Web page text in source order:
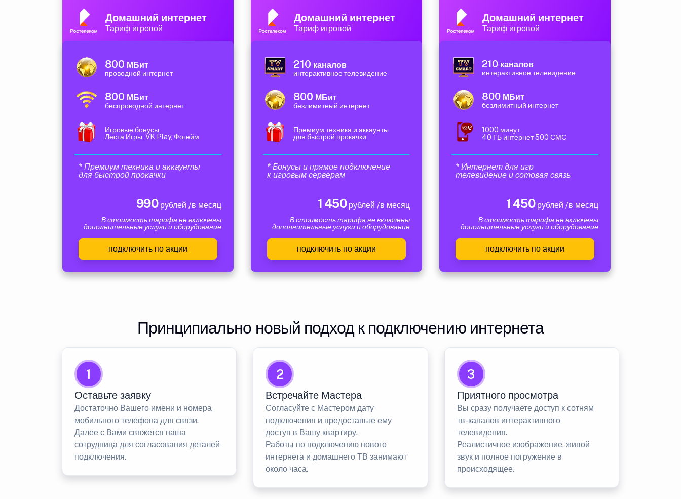
Домашний интернет
Тариф игровой
800 МБит
проводной интернет
800 МБит
беспроводной интернет
Игровые бонусы
Леста Игры, VK Play, Фогейм
* Премиум техника и аккаунты
для быстрой прокачки
990рублей /в месяц
В стоимость тарифа не включены
дополнительные услуги и оборудование
подключить по акции
Домашний интернет
Тариф игровой
210 каналов
интерактивное телевидение
800 МБит
безлимитный интернет
Премиум техника и аккаунты
для быстрой прокачки
* Бонусы и прямое подключение
к игровым серверам
1 450рублей /в месяц
В стоимость тарифа не включены
дополнительные услуги и оборудование
подключить по акции
Домашний интернет
Тариф игровой
210 каналов
интерактивное телевидение
800 МБит
безлимитный интернет
1000 минут
40 ГБ интернет 500 СМС
* Интернет для игр
телевидение и сотовая связь
1 450рублей /в месяц
В стоимость тарифа не включены
дополнительные услуги и оборудование
подключить по акции
Принципиально новый подход к подключению интернета
1
Оставьте заявку
Достаточно Вашего имени и номера
мобильного телефона для связи.
Далее с Вами свяжется наша
сотрудница для согласования деталей
подключения.
2
Встречайте Мастера
Согласуйте с Мастером дату
подключения и предоставьте ему
доступ в Вашу квартиру.
Работы по подключению нового
интернета и домашнего ТВ занимают
около часа.
3
Приятного просмотра
Вы сразу получаете доступ к сотням
тв-каналов интерактивного
телевидения.
Реалистичное изображение, живой
звук и полное погружение в
происходящее.